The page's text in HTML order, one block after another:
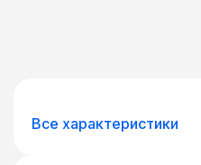
Все характеристики